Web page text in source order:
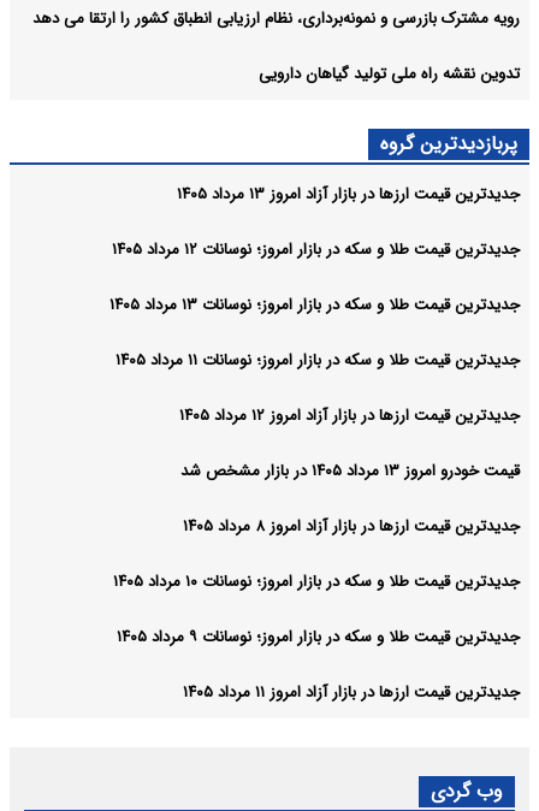
رویه مشترک بازرسی و نمونه‌برداری، نظام ارزیابی انطباق کشور را ارتقا می‌ دهد
تدوین نقشه راه ملی تولید گیاهان دارویی
پربازدیدترین گروه
جدیدترین قیمت ارزها در بازار آزاد امروز ۱۳ مرداد ۱۴۰۵
جدیدترین قیمت طلا و سکه در بازار امروز؛ نوسانات ۱۲ مرداد ۱۴۰۵
جدیدترین قیمت طلا و سکه در بازار امروز؛ نوسانات ۱۳ مرداد ۱۴۰۵
جدیدترین قیمت طلا و سکه در بازار امروز؛ نوسانات ۱۱ مرداد ۱۴۰۵
جدیدترین قیمت ارزها در بازار آزاد امروز ۱۲ مرداد ۱۴۰۵
قیمت خودرو امروز ۱۳ مرداد ۱۴۰۵ در بازار مشخص شد
جدیدترین قیمت ارزها در بازار آزاد امروز ۸ مرداد ۱۴۰۵
جدیدترین قیمت طلا و سکه در بازار امروز؛ نوسانات ۱۰ مرداد ۱۴۰۵
جدیدترین قیمت طلا و سکه در بازار امروز؛ نوسانات ۹ مرداد ۱۴۰۵
جدیدترین قیمت ارزها در بازار آزاد امروز ۱۱ مرداد ۱۴۰۵
وب گردی